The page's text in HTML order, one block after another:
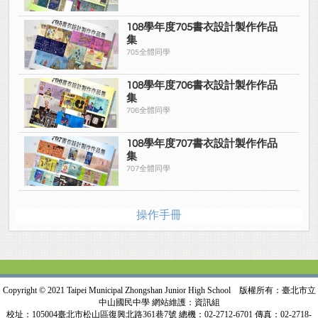
108學年度705書衣設計製作作品
集
705全體同學
108學年度706書衣設計製作作品
集
706全體同學
108學年度707書衣設計製作作品
集
707全體同學
操作手冊
Copyright © 2021 Taipei Municipal Zhongshan Junior High School 版權所有：臺北市立
中山國民中學 網站維護：資訊組
校址：105004臺北市松山區復興北路361巷7號 總機：02-2712-6701 傳真：02-2718-